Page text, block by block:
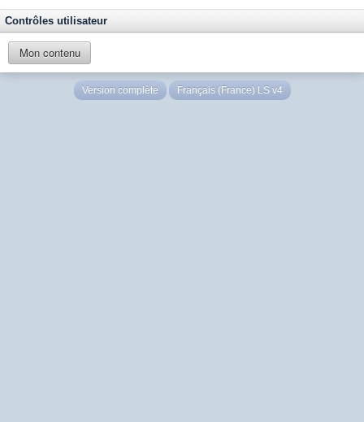
Contrôles utilisateur
Mon contenu
Version complète Français (France) LS v4